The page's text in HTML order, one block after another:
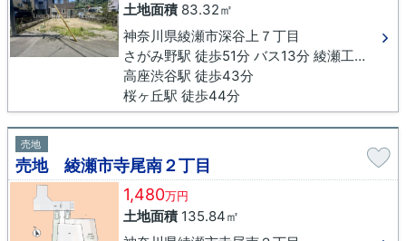
土地面積83.32㎡
神奈川県綾瀬市深谷上７丁目
さがみ野駅 徒歩51分 バス13分 綾瀬工業団地入口下車 徒歩3分
高座渋谷駅 徒歩43分
桜ヶ丘駅 徒歩44分
売地
売地 綾瀬市寺尾南２丁目
1,480万円
土地面積135.84㎡